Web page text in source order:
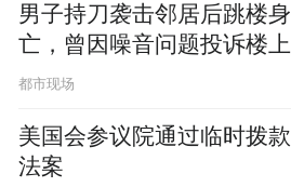
男子持刀袭击邻居后跳楼身
亡，曾因噪音问题投诉楼上
都市现场
美国会参议院通过临时拨款
法案